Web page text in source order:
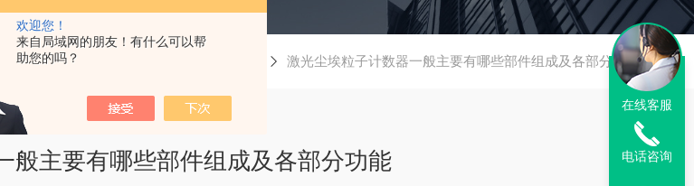
欢迎您！
来自局域网的朋友！有什么可以帮
助您的吗？
激光尘埃粒子计数器一般主要有哪些部件组成及各部分功能
般主要有哪些部件组成及各部分功能
在线客服
电话咨询